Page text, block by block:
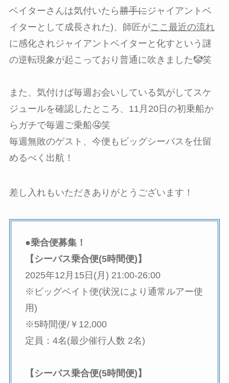
ベイターさんは気付いたら勝手にジャイアントベ
イターとして成長された)、師匠がここ最近の流れ
に感化されジャイアントベイターと化すという謎
の逆転現象が起こっており普通に吹きました🤡笑
また、気付けば毎週お会いしている気がしてスケ
ジュールを確認したところ、11月20日の初乗船か
らガチで毎週ご乗船🤤笑
毎週無敗のゲスト、今便もビッグシーバスを仕留
めるべく出航！
差し入れもいただきありがとうございます！
●乗合便募集！
【シーバス乗合便(5時間便)】
2025年12月15日(月) 21:00-26:00
※ビッグベイト便(状況により通常ルアー使
用)
※5時間便/￥12,000
定員：4名(最少催行人数 2名)
【シーバス乗合便(5時間便)】